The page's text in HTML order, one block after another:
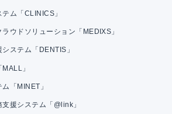
ム「CLINICS」
ウドソリューション「MEDIXS」
ステム「DENTIS」
」
「MINET」
援システム「@link」